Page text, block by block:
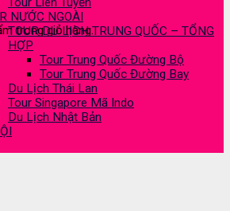
trong giỏ hàng.
NƯỚC NGOÀI
TOUR DU LỊCH TRUNG QUỐC – TỔNG
HỢP
Tour Trung Quốc Đường Bộ
Tour Trung Quốc Đường Bay
Du Lịch Thái Lan
Tour Singapore Mã Indo
Du Lịch Nhật Bản